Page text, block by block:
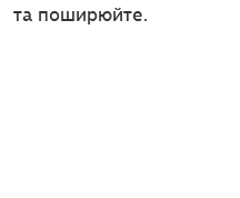
та поширюйте.